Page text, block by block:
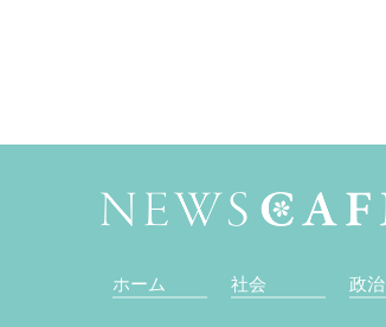
ホーム 社会 政治